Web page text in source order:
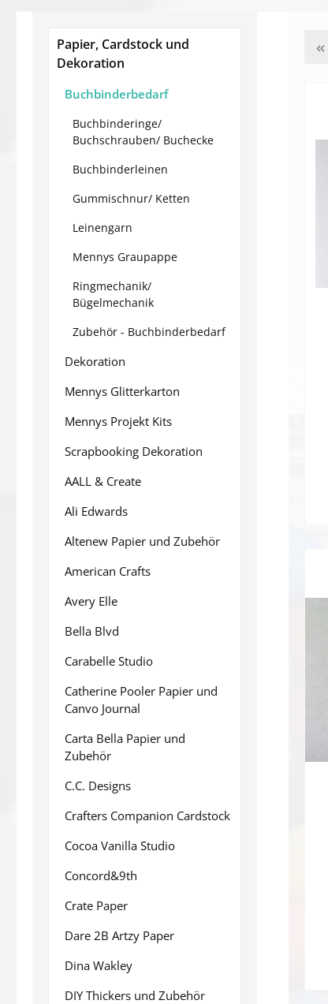
Papier, Cardstock und
Dekoration
Buchbinderbedarf
Buchbinderinge/
Buchschrauben/ Buchecke
Buchbinderleinen
Gummischnur/ Ketten
Leinengarn
Mennys Graupappe
Ringmechanik/
Bügelmechanik
Zubehör - Buchbinderbedarf
Dekoration
Mennys Glitterkarton
Mennys Projekt Kits
Scrapbooking Dekoration
AALL & Create
Ali Edwards
Altenew Papier und Zubehör
American Crafts
Avery Elle
Bella Blvd
Carabelle Studio
Catherine Pooler Papier und
Canvo Journal
Carta Bella Papier und
Zubehör
C.C. Designs
Crafters Companion Cardstock
Cocoa Vanilla Studio
Concord&9th
Crate Paper
Dare 2B Artzy Paper
Dina Wakley
DIY Thickers und Zubehör